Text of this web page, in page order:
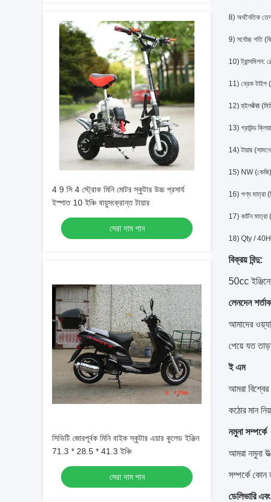
4 9 সি 4 স্ট্রোক মিনি মোটর স্কুটার উচ্চ প্রসার্য
ইস্পাত 10 ইঞ্চি বায়ুসংক্রান্ত টায়ার
সেরা দাম পান
সিভিটি জোরপূর্বক মিনি বাইক স্কুটার এয়ার কুলেড ইঞ্জিন
71.3 * 28.5 * 41.3 ইঞ্চি
সেরা দাম পান
8) অর্থনৈতিক
9) সর্বোচ্চ গতি
10) ট্রান্সমিশন:
11) ব্রেক টাইপ
12) হুইলबेस
13) গ্রাউন্ড
14) টায়ার
15) NW
16) পণ্য
17) কার্টন
18) Qty /
বিক্রয় বিন্দু:
50cc
লেনদেন
আমাদের
পেয়ে যত
ই এম
আমরা
কঠোর মান
নমুনা সম্পর্কে
আমরা নমুনা
সম্পর্কে কোন
ডেলিভারি